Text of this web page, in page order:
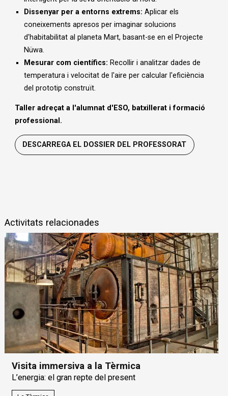
Dissenyar per a entorns extrems: Aplicar els
coneixements apresos per imaginar solucions
d'habitabilitat al planeta Mart, basant-se en el Projecte
Nüwa.
Mesurar com científics: Recollir i analitzar dades de
temperatura i velocitat de l'aire per calcular l'eficiència
del prototip construït.
Taller adreçat a l'alumnat d'ESO, batxillerat i formació
professional.
DESCARREGA EL DOSSIER DEL PROFESSORAT
Activitats relacionades
Visita immersiva a la Tèrmica
L’energia: el gran repte del present